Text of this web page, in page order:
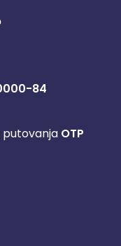
84
OTP